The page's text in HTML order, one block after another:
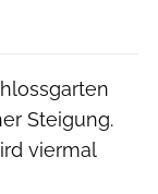
Steigung.
viermal